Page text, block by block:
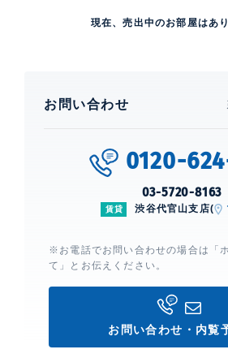
現在、売出中のお部屋はあ
お問い合わせ
0120-
03-5720-8163
賃貸 渋谷代官山支店(
※お電話でお問い合わせの場合は「
て」とお伝えください。
お問い合わせ・内覧